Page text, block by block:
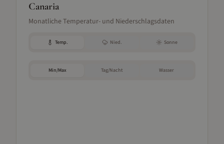
Canaria
Monatliche Temperatur- und Niederschlagsdaten
Temp. Nied. Sonne
Min/Max Tag/Nacht Wasser